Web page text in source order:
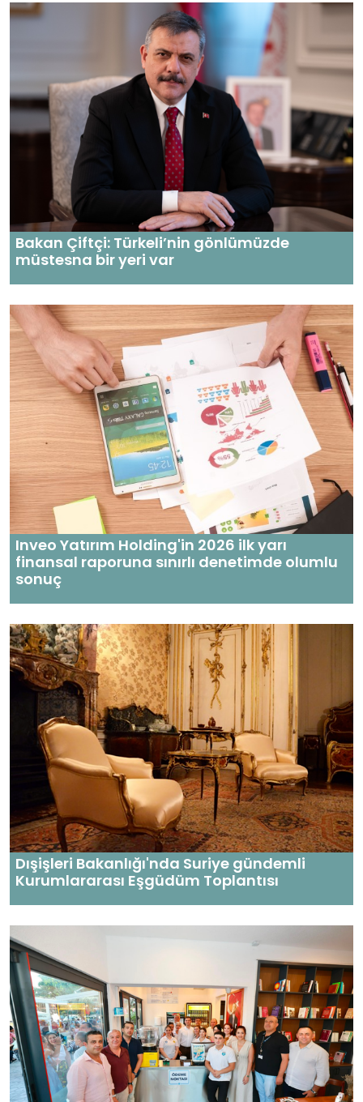
Bakan Çiftçi: Türkeli’nin gönlümüzde
müstesna bir yeri var
Inveo Yatırım Holding'in 2026 ilk yarı
finansal raporuna sınırlı denetimde olumlu
sonuç
Dışişleri Bakanlığı'nda Suriye gündemli
Kurumlararası Eşgüdüm Toplantısı